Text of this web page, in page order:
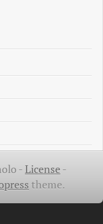
-License -
theme.